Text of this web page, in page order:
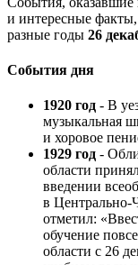
и интересные
разные годы 26
События дня
1920 год - В
музыкальная
и хоровое
1929 год -
области
введении
в Центрально-
отметил:
обучение
области с 26